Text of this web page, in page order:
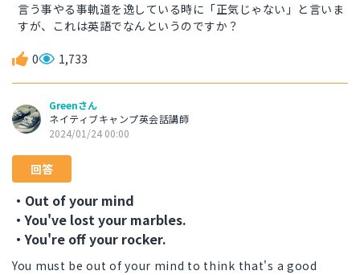
言う事やる事軌道を逸している時に「正気じゃない」と言いま
すが、これは英語でなんというのですか？
0 1,733
Greenさん
ネイティブキャンプ英会話講師
2024/01/24 00:00
回答
・Out of your mind
・You've lost your marbles.
・You're off your rocker.
You must be out of your mind to think that's a good